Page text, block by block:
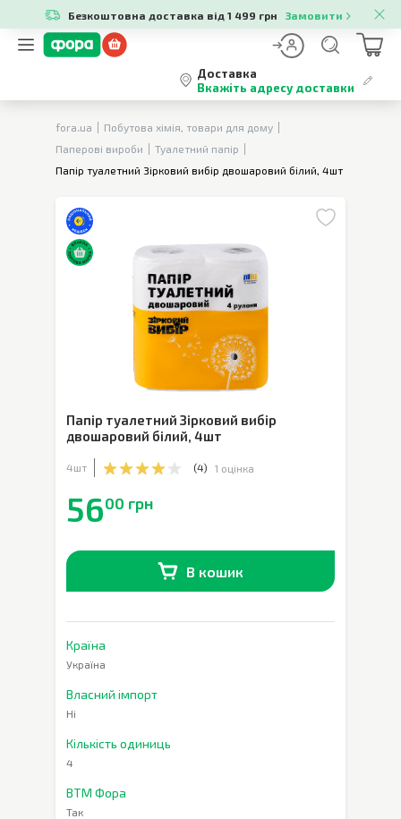
Безкоштовна доставка від 1 499 грн Замовити
Доставка
Вкажіть адресу доставки
fora.ua
Побутова хімія, товари для дому
Паперові вироби
Туалетний папір
Папір туалетний Зірковий вибір двошаровий білий, 4шт
Папір туалетний Зірковий вибір
двошаровий білий, 4шт
4шт (4) 1 оцінка
5600 грн
В кошик
Країна
Україна
Власний імпорт
Ні
Кількість одиниць
4
ВТМ Фора
Так